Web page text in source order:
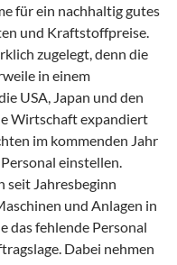
für ein nachhaltig gutes
und Kraftstoffpreise.
zugelegt, denn die
in einem
USA, Japan und den
Wirtschaft expandiert
im kommenden Jahr
einstellen.
seit Jahresbeginn
und Anlagen in
das fehlende Personal
Dabei nehmen